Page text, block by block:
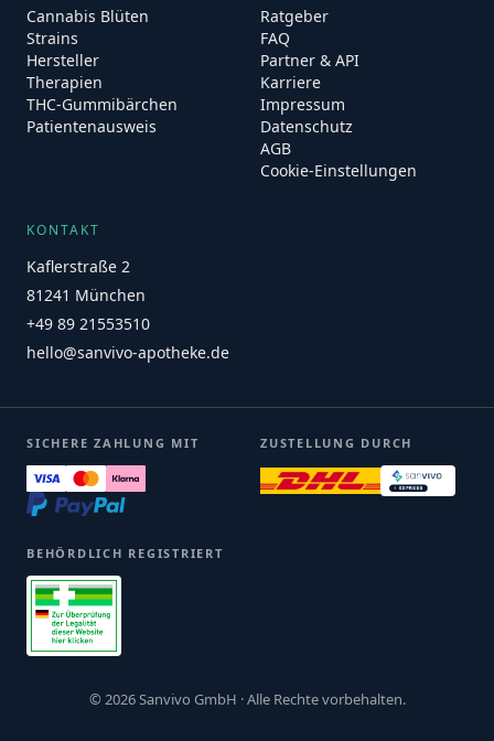
Cannabis Blüten
Strains
Hersteller
Therapien
THC-Gummibärchen
Patientenausweis
Ratgeber
FAQ
Partner & API
Karriere
Impressum
Datenschutz
AGB
Cookie-Einstellungen
KONTAKT
Kaflerstraße 2
81241 München
+49 89 21553510
hello@sanvivo-apotheke.de
SICHERE ZAHLUNG MIT ZUSTELLUNG DURCH
BEHÖRDLICH REGISTRIERT
© 2026 Sanvivo GmbH · Alle Rechte vorbehalten.